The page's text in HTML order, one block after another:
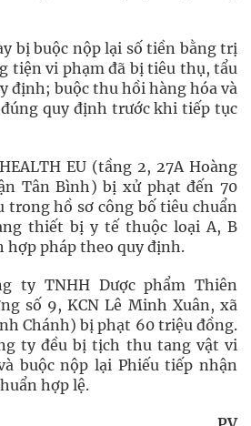
bị buộc nộp lại số tiền bằng trị
tiện vi phạm đã bị tiêu thụ, tẩu
định; buộc thu hồi hàng hóa và
quy định trước khi tiếp tục
EU (tầng 2, 27A Hoàng
Tân Bình) bị xử phạt đến 70
trong hồ sơ công bố tiêu chuẩn
thiết bị y tế thuộc loại A, B
hợp pháp theo quy định.
ty TNHH Dược phẩm Thiên
số 9, KCN Lê Minh Xuân, xã
Chánh) bị phạt 60 triệu đồng.
ty đều bị tịch thu tang vật vi
buộc nộp lại Phiếu tiếp nhận
hợp lệ.